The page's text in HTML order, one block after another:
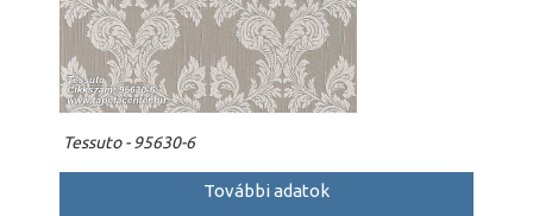
Tessuto - 95630-6
További adatok